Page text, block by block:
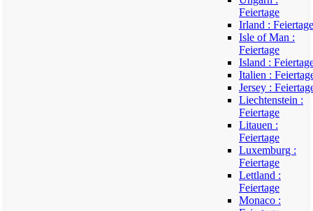
Feiertage
Irland : Feiertage
Isle of Man :
Feiertage
Island :
Italien :
Jersey :
Liechtenstein :
Feiertage
Litauen :
Feiertage
Luxemburg :
Feiertage
Lettland :
Feiertage
Monaco :